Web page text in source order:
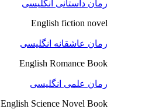
رمان داستانی انگلیسی
English fiction novel
رمان عاشقانه انگلیسی
English Romance Book
رمان علمی انگلیسی
English Science Novel Book